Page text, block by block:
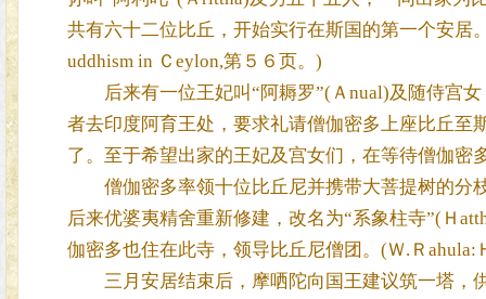
共有六十二位比丘，开始实行在斯国的第一个安居
uddhism in Ｃeylon,第５６页。)
后来有一位王妃叫“阿耨罗”(Ａnual)及随侍宫女
者去印度阿育王处，要求礼请僧伽密多上座比丘至
了。至于希望出家的王妃及宫女们，在等待僧伽密
僧伽密多率领十位比丘尼并携带大菩提树的分
后来优婆夷精舍重新修建，改名为“系象柱寺”(Ｈ
伽密多也住在此寺，领导比丘尼僧团。(Ｗ.Ｒ
三月安居结束后，摩哂陀向国王建议筑一塔，